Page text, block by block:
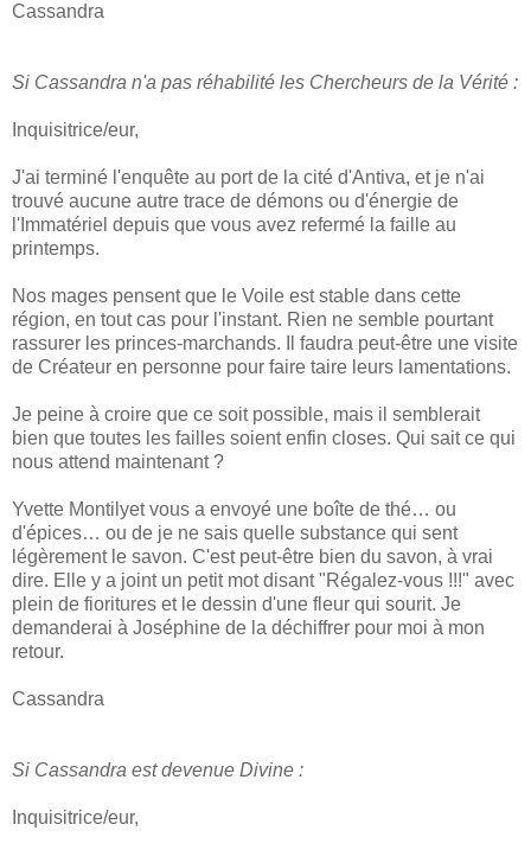
Cassandra
Si Cassandra n'a pas réhabilité les Chercheurs de la Vérité :
Inquisitrice/eur,
J'ai terminé l'enquête au port de la cité d'Antiva, et je n'ai
trouvé aucune autre trace de démons ou d'énergie de
l'Immatériel depuis que vous avez refermé la faille au
printemps.
Nos mages pensent que le Voile est stable dans cette
région, en tout cas pour l'instant. Rien ne semble pourtant
rassurer les princes-marchands. Il faudra peut-être une visite
de Créateur en personne pour faire taire leurs lamentations.
Je peine à croire que ce soit possible, mais il semblerait
bien que toutes les failles soient enfin closes. Qui sait ce qui
nous attend maintenant ?
Yvette Montilyet vous a envoyé une boîte de thé… ou
d'épices… ou de je ne sais quelle substance qui sent
légèrement le savon. C'est peut-être bien du savon, à vrai
dire. Elle y a joint un petit mot disant "Régalez-vous !!!" avec
plein de fioritures et le dessin d'une fleur qui sourit. Je
demanderai à Joséphine de la déchiffrer pour moi à mon
retour.
Cassandra
Si Cassandra est devenue Divine :
Inquisitrice/eur,